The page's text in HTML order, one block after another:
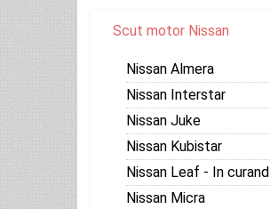
Scut motor Nissan
Nissan Almera
Nissan Interstar
Nissan Juke
Nissan Kubistar
Nissan Leaf - In curand
Nissan Micra